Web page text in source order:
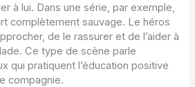
à lui. Dans une série, par exemple,
complètement sauvage. Le héros
de le rassurer et de l’aider à
Ce type de scène parle
qui pratiquent l’éducation positive
compagnie.